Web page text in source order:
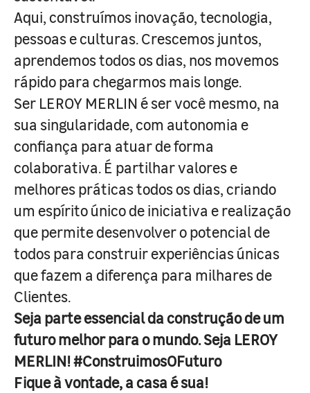
Aqui, construímos inovação, tecnologia,
pessoas e culturas. Crescemos juntos,
aprendemos todos os dias, nos movemos
rápido para chegarmos mais longe.
Ser LEROY MERLIN é ser você mesmo, na
sua singularidade, com autonomia e
confiança para atuar de forma
colaborativa. É partilhar valores e
melhores práticas todos os dias, criando
um espírito único de iniciativa e realização
que permite desenvolver o potencial de
todos para construir experiências únicas
que fazem a diferença para milhares de
Clientes.
Seja parte essencial da construção de um
futuro melhor para o mundo. Seja LEROY
MERLIN! #ConstruimosOFuturo
Fique à vontade, a casa é sua!